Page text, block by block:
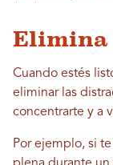
Elimina
Cuando estés
eliminar las
concentrarte y a
Por ejemplo, si